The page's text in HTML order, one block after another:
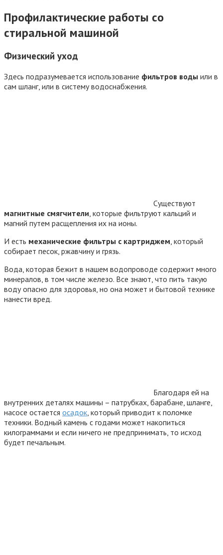
Профилактические работы со
стиральной машиной
Физический уход
Здесь подразумевается использование фильтров воды или в
сам шланг, или в систему водоснабжения.
Существуют
магнитные смягчители, которые фильтруют кальций и
магний путем расщепления их на ионы.
И есть механические фильтры с картриджем, который
собирает песок, ржавчину и грязь.
Вода, которая бежит в нашем водопроводе содержит много
минералов, в том числе железо. Все знают, что пить такую
воду опасно для здоровья, но она может и бытовой технике
нанести вред.
Благодаря ей на
внутренних деталях машины – патрубках, барабане, шланге,
насосе остается осадок, который приводит к поломке
техники. Водный камень с годами может накопиться
килограммами и если ничего не предпринимать, то исход
будет печальным.